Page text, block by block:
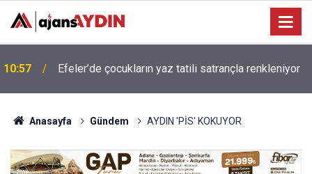
10:46
AYDIN’IN REKORTMEN MİLLİ SPORCUSU KORAY
UYGUN DÜNYA SAHNESİNDE
Anasayfa Gündem AYDIN 'PİS' KOKUYOR